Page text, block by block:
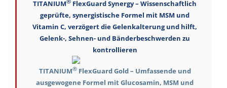
TITANIUM
FlexGuard Synergy – Wissenschaftlich
geprüfte, synergistische Formel mit MSM und
Vitamin C, verzögert die Gelenkalterung und hilft,
Gelenk-, Sehnen- und Bänderbeschwerden zu
kontrollieren
TITANIUM®FlexGuard Gold – Umfassende und
ausgewogene Formel mit Glucosamin, MSM und